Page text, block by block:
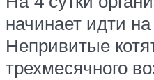
начинает идти
Непривитые
трехмесячного